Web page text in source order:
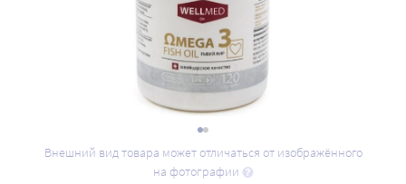
Внешний вид товара может отличаться от изображённого
на фотографии